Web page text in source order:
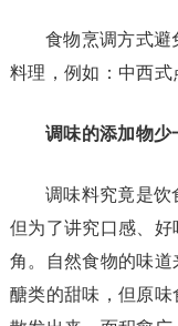
食物烹调方式避
料理，例如：中西式
调味的添加物少
调味料究竟是饮
但为了讲究口感、
角。自然食物的味道
醣类的甜味，但原